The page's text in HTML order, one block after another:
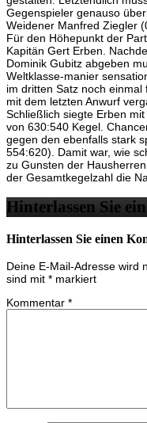
Gegenspieler genauso
Weidener Manfred Ziegler
Für den Höhepunkt der
Kapitän Gert Erben.
Dominik Gubitz abgeben
Weltklasse-manier
im dritten Satz noch
mit dem letzten Anwurf
Schließlich siegte Erben
von 630:540 Kegel.
gegen den ebenfalls stark
554:620). Damit war, wie
zu Gunsten der
der Gesamtkegelzahl die
Hinterlassen Sie
Hinterlassen Sie einen
Deine E-Mail-Adresse wird
sind mit * markiert
Kommentar *